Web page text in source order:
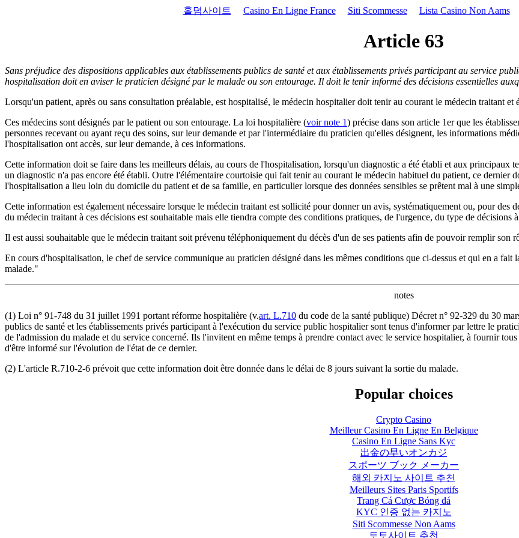
홀덤사이트 Casino En Ligne France Siti Scommesse Lista Casino Non Aams
Article 63
Sans préjudice des dispositions applicables aux établissements publics de santé et aux établissements privés participant au service
hospitalisation doit en aviser le praticien désigné par le malade ou son entourage. Il doit le tenir informé des décisions essentielles
Lorsqu'un patient, après ou sans consultation préalable, est hospitalisé, le médecin hospitalier doit tenir au courant le médecin traitant
Ces médecins sont désignés par le patient ou son entourage. La loi hospitalière (voir note 1) précise dans son article 1er que les
personnes recevant ou ayant reçu des soins, sur leur demande et par l'intermédiaire du praticien qu'elles désignent, les informations
l'hospitalisation ont accès, sur leur demande, à ces informations.
Cette information doit se faire dans les meilleurs délais, au cours de l'hospitalisation, lorsqu'un diagnostic a été établi et aux principaux
un diagnostic n'a pas encore été établi. Outre l'élémentaire courtoisie qui fait tenir au courant le médecin habituel du patient, ce dernier
l'hospitalisation a lieu loin du domicile du patient et de sa famille, en particulier lorsque des données sensibles se prêtent mal à une
Cette information est également nécessaire lorsque le médecin traitant est sollicité pour donner un avis, systématiquement ou, pour
du médecin traitant à ces décisions est souhaitable mais elle tiendra compte des conditions pratiques, de l'urgence, du type de décisions
Il est aussi souhaitable que le médecin traitant soit prévenu téléphoniquement du décès d'un de ses patients afin de pouvoir remplir son
En cours d'hospitalisation, le chef de service communique au praticien désigné dans les mêmes conditions que ci-dessus et qui en a
malade."
notes
(1) Loi n° 91-748 du 31 juillet 1991 portant réforme hospitalière (v.art. L.710 du code de la santé publique) Décret n° 92-329 du 30
publics de santé et les établissements privés participant à l'exécution du service public hospitalier sont tenus d'informer par lettre le
de l'admission du malade et du service concerné. Ils l'invitent en même temps à prendre contact avec le service hospitalier, à fournir
d'être informé sur l'évolution de l'état de ce dernier.
(2) L'article R.710-2-6 prévoit que cette information doit être donnée dans le délai de 8 jours suivant la sortie du malade.
Popular choices
Crypto Casino
Meilleur Casino En Ligne En Belgique
Casino En Ligne Sans Kyc
出金の早いオンカジ
スポーツ ブック メーカー
해외 카지노 사이트 추천
Meilleurs Sites Paris Sportifs
Trang Cá Cược Bóng đá
KYC 인증 없는 카지노
Siti Scommesse Non Aams
토토사이트 추천